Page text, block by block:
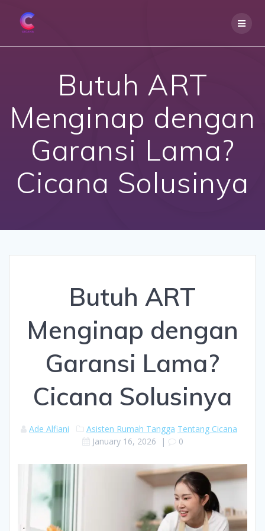
Butuh ART
Menginap dengan
Garansi Lama?
Cicana Solusinya
Butuh ART
Menginap dengan
Garansi Lama?
Cicana Solusinya
Ade Alfiani Asisten Rumah Tangga Tentang Cicana
January 16, 2026 | 0